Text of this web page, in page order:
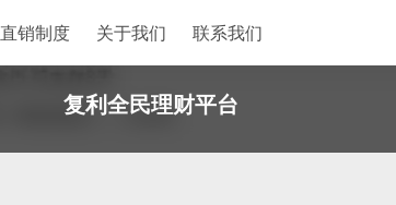
直销制度 关于我们 联系我们
复利全民理财平台